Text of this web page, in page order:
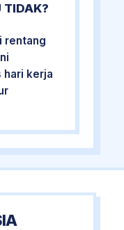
TIDAK?
rentang
kerja